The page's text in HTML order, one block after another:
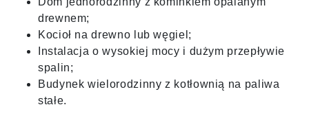
drewnem;
Kocioł na drewno lub węgiel;
Instalacja o wysokiej mocy i dużym przepływie
spalin;
Budynek wielorodzinny z kotłownią na paliwa
stałe.